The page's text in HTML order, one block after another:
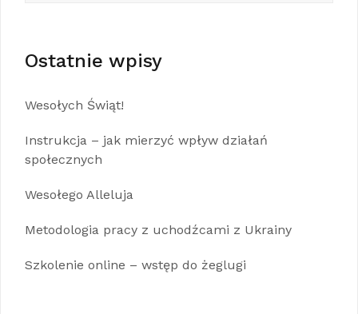
Ostatnie wpisy
Wesołych Świąt!
Instrukcja – jak mierzyć wpływ działań
społecznych
Wesołego Alleluja
Metodologia pracy z uchodźcami z Ukrainy
Szkolenie online – wstęp do żeglugi